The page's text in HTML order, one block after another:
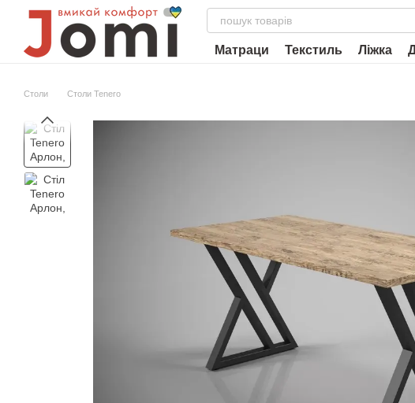
Перейти до основного контенту
Матраци Текстиль Ліжка
Столи Столи Tenero